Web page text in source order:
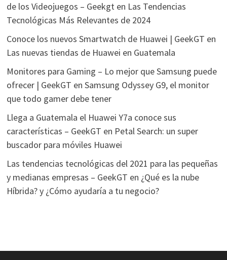
de los Videojuegos – Geekgten Las Tendencias
Tecnológicas Más Relevantes de 2024
Conoce los nuevos Smartwatch de Huawei | GeekGT en
Las nuevas tiendas de Huawei en Guatemala
Monitores para Gaming – Lo mejor que Samsung puede
ofrecer | GeekGT en Samsung Odyssey G9, el monitor
que todo gamer debe tener
Llega a Guatemala el Huawei Y7a conoce sus
características – GeekGT en Petal Search: un super
buscador para móviles Huawei
Las tendencias tecnológicas del 2021 para las pequeñas
y medianas empresas – GeekGT en ¿Qué es la nube
Híbrida? y ¿Cómo ayudaría a tu negocio?